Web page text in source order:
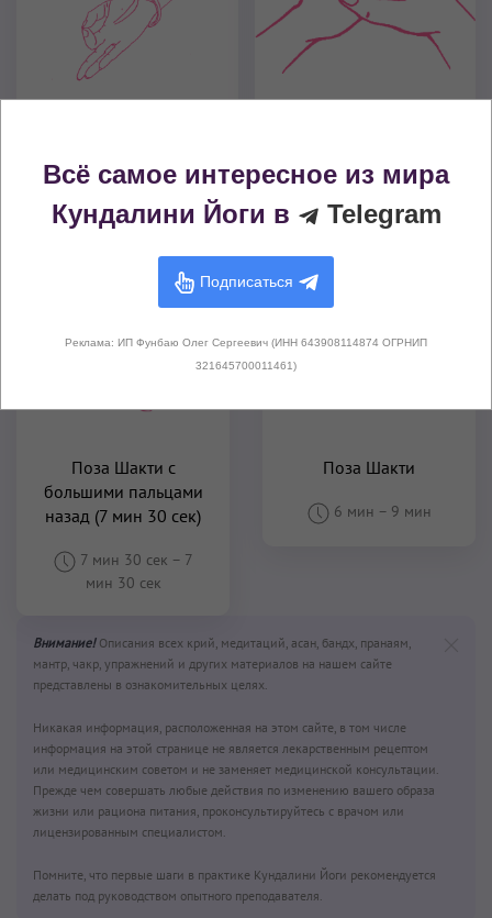
Замок Венеры
Поза Шакти с
большими пальцами
назад (7 мин 30 сек)
7 мин 30 сек – 7
мин 30 сек
Поза Шакти
6 мин – 9 мин
Внимание!Описания всех крий, медитаций, асан, бандх, пранаям,
мантр, чакр, упражнений и других материалов на нашем сайте
представлены в ознакомительных целях.
Никакая информация, расположенная на этом сайте, в том числе
информация на этой странице не является лекарственным рецептом
или медицинским советом и не заменяет медицинской консультации.
Прежде чем совершать любые действия по изменению вашего образа
жизни или рациона питания, проконсультируйтесь с врачом или
лицензированным специалистом.
Помните, что первые шаги в практике Кундалини Йоги рекомендуется
делать под руководством опытного преподавателя.
Всё самое интересное из мира
Кундалини Йоги в
Telegram
Подписаться
Реклама: ИП Фунбаю Олег Сергеевич (ИНН 643908114874 ОГРНИП
321645700011461)